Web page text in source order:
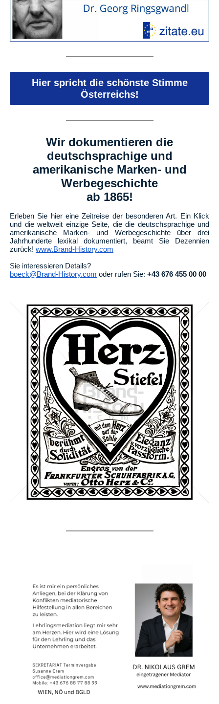
Hier spricht die schönste Stimme
Österreichs!
Wir dokumentieren die
deutschsprachige und
amerikanische Marken- und
Werbegeschichte
ab 1865!
Erleben Sie hier eine Zeitreise der besonderen Art. Ein Klick
und die weltweit einzige Seite, die die deutschsprachige und
amerikanische Marken- und Werbegeschichte über drei
Jahrhunderte lexikal dokumentiert, beamt Sie Dezennien
zurück! www.Brand-History.com
Sie interessieren Details?
boeck@Brand-History.com oder rufen Sie: +43 676 455 00 00